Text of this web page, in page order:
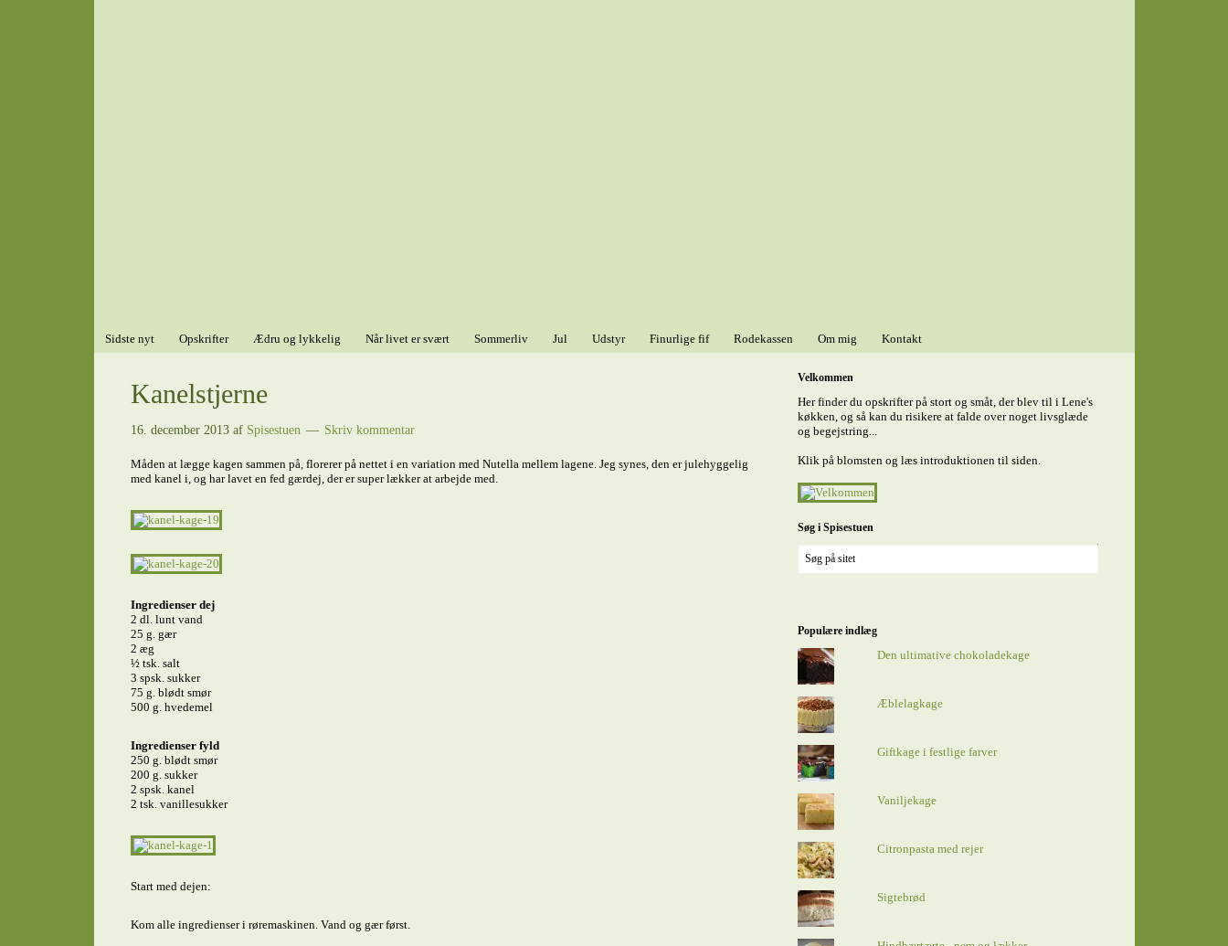
Sidste nyt Opskrifter Ædru og lykkelig Når livet er svært Sommerliv Jul Udstyr Finurlige fif Rodekassen Om mig Kontakt
Kanelstjerne
16. december 2013af Spisestuen Skriv kommentar
Måden at lægge kagen sammen på, florerer på nettet i en variation med Nutella mellem lagene. Jeg synes, den er julehyggelig
med kanel i, og har lavet en fed gærdej, der er super lækker at arbejde med.
Ingredienser dej
2 dl. lunt vand
25 g. gær
2 æg
½ tsk. salt
3 spsk. sukker
75 g. blødt smør
500 g. hvedemel
Ingredienser fyld
250 g. blødt smør
200 g. sukker
2 spsk. kanel
2 tsk. vanillesukker
Start med dejen:
Kom alle ingredienser i røremaskinen. Vand og gær først.
Velkommen
Her finder du opskrifter på stort og småt, der blev til i Lene's
køkken, og så kan du risikere at falde over noget livsglæde
og begejstring...
Klik på blomsten og læs introduktionen til siden.
Søg i Spisestuen
Populære indlæg
Den ultimative chokoladekage
Æblelagkage
Giftkage i festlige farver
Vaniljekage
Citronpasta med rejer
Sigtebrød